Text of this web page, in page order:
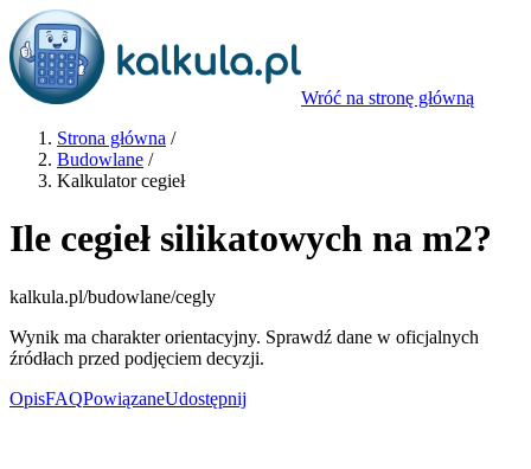
Wróć na stronę główną
Strona główna /
Budowlane /
Kalkulator cegieł
Ile cegieł silikatowych na m2?
kalkula.pl/budowlane/cegly
Wynik ma charakter orientacyjny. Sprawdź dane w oficjalnych
źródłach przed podjęciem decyzji.
OpisFAQPowiązaneUdostępnij